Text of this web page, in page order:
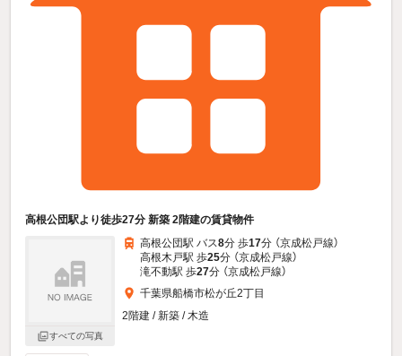
高根公団駅より徒歩27分 新築 2階建の賃貸物件
すべての写真
高根公団駅 バス8分 歩17分 （京成松戸線）
高根木戸駅 歩25分 （京成松戸線）
滝不動駅 歩27分 （京成松戸線）
千葉県船橋市松が丘2丁目
2階建 / 新築 / 木造